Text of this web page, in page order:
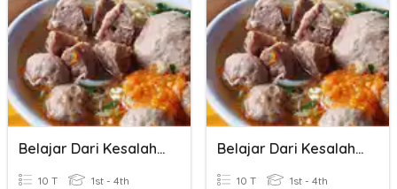
Belajar Dari Kesalahan
10 T 1st - 4th
Belajar Dari Kesalahan
10 T 1st - 4th